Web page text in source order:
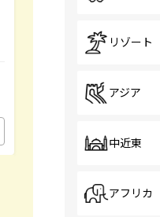
リゾート
アジア
中近東
アフリカ